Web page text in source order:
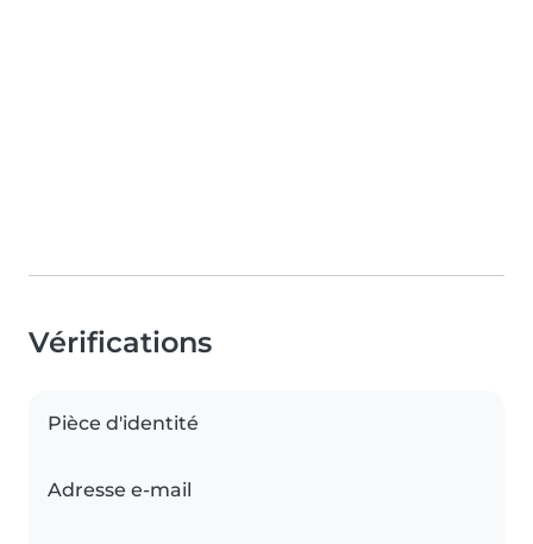
Vérifications
Pièce d'identité
Adresse e-mail